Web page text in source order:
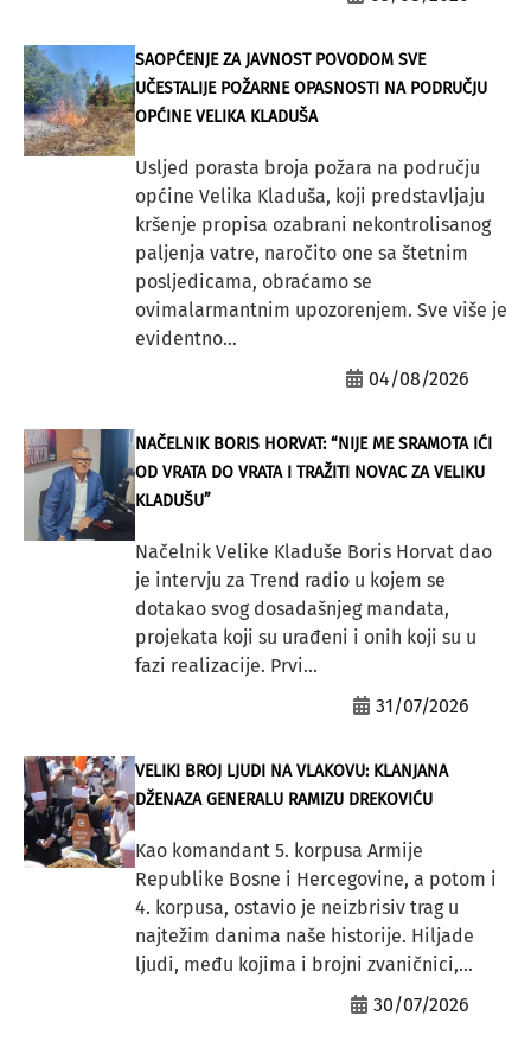
SAOPĆENJE ZA JAVNOST POVODOM SVE
UČESTALIJE POŽARNE OPASNOSTI NA PODRUČJU
OPĆINE VELIKA KLADUŠA
Usljed porasta broja požara na području
općine Velika Kladuša, koji predstavljaju
kršenje propisa ozabrani nekontrolisanog
paljenja vatre, naročito one sa štetnim
posljedicama, obraćamo se
ovimalarmantnim upozorenjem. Sve više je
evidentno...
04/08/2026
NAČELNIK BORIS HORVAT: “NIJE ME SRAMOTA IĆI
OD VRATA DO VRATA I TRAŽITI NOVAC ZA VELIKU
KLADUŠU”
Načelnik Velike Kladuše Boris Horvat dao
je intervju za Trend radio u kojem se
dotakao svog dosadašnjeg mandata,
projekata koji su urađeni i onih koji su u
fazi realizacije. Prvi...
31/07/2026
VELIKI BROJ LJUDI NA VLAKOVU: KLANJANA
DŽENAZA GENERALU RAMIZU DREKOVIĆU
Kao komandant 5. korpusa Armije
Republike Bosne i Hercegovine, a potom i
4. korpusa, ostavio je neizbrisiv trag u
najtežim danima naše historije. Hiljade
ljudi, među kojima i brojni zvaničnici,...
30/07/2026